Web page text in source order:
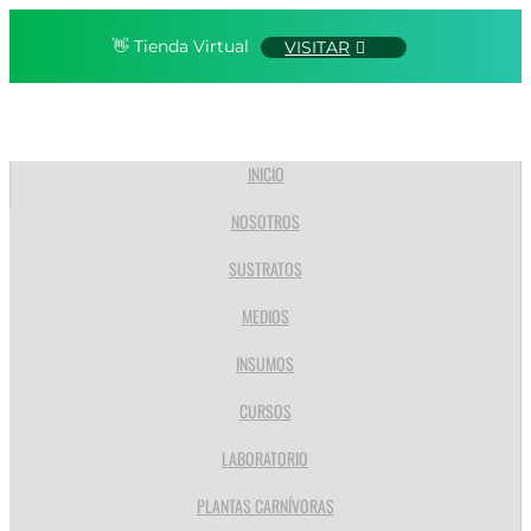
👋 Tienda Virtual VISITAR
INICIO
NOSOTROS
SUSTRATOS
MEDIOS
INSUMOS
CURSOS
LABORATORIO
PLANTAS CARNÍVORAS